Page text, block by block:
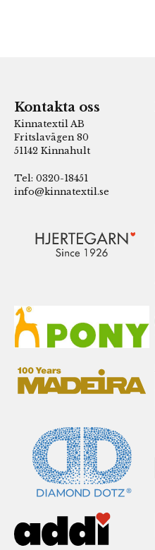
Kontakta oss
Kinnatextil AB
Fritslavägen 80
51142 Kinnahult
Tel: 0320-18451
info@kinnatextil.se